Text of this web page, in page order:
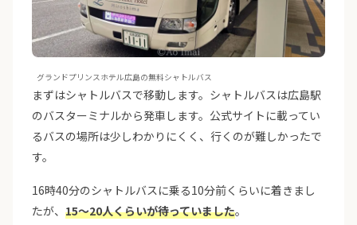
グランドプリンスホテル広島の無料シャトルバス
まずはシャトルバスで移動します。シャトルバスは広島駅
のバスターミナルから発車します。公式サイトに載ってい
るバスの場所は少しわかりにくく、行くのが難しかったで
す。
16時40分のシャトルバスに乗る10分前くらいに着きまし
たが、 15〜20人くらいが待っていました。